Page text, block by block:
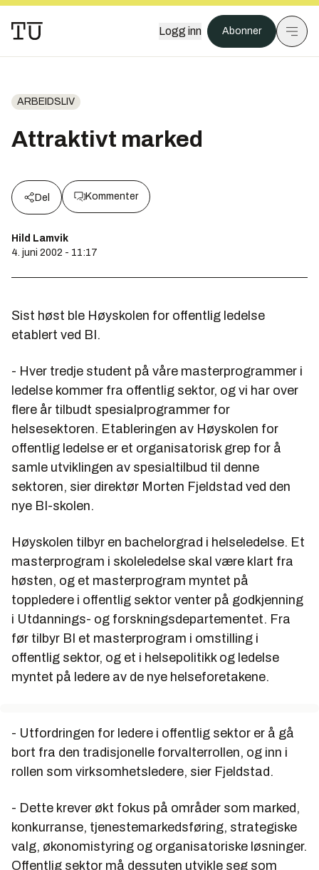
Logg inn Abonner
ARBEIDSLIV
Attraktivt marked
Del Kommenter
Hild Lamvik
4. juni 2002 - 11:17
Sist høst ble Høyskolen for offentlig ledelse
etablert ved BI.
- Hver tredje student på våre masterprogrammer i
ledelse kommer fra offentlig sektor, og vi har over
flere år tilbudt spesialprogrammer for
helsesektoren. Etableringen av Høyskolen for
offentlig ledelse er et organisatorisk grep for å
samle utviklingen av spesialtilbud til denne
sektoren, sier direktør Morten Fjeldstad ved den
nye BI-skolen.
Høyskolen tilbyr en bachelorgrad i helseledelse. Et
masterprogram i skoleledelse skal være klart fra
høsten, og et masterprogram myntet på
toppledere i offentlig sektor venter på godkjenning
i Utdannings- og forskningsdepartementet. Fra
før tilbyr BI et masterprogram i omstilling i
offentlig sektor, og et i helsepolitikk og ledelse
myntet på ledere av de nye helseforetakene.
- Utfordringen for ledere i offentlig sektor er å gå
bort fra den tradisjonelle forvalterrollen, og inn i
rollen som virksomhetsledere, sier Fjeldstad.
- Dette krever økt fokus på områder som marked,
konkurranse, tjenestemarkedsføring, strategiske
valg, økonomistyring og organisatoriske løsninger.
Offentlig sektor må dessuten utvikle seg som